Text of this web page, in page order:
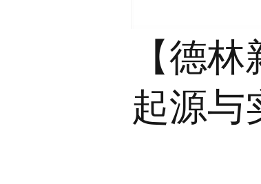
【德
起源与